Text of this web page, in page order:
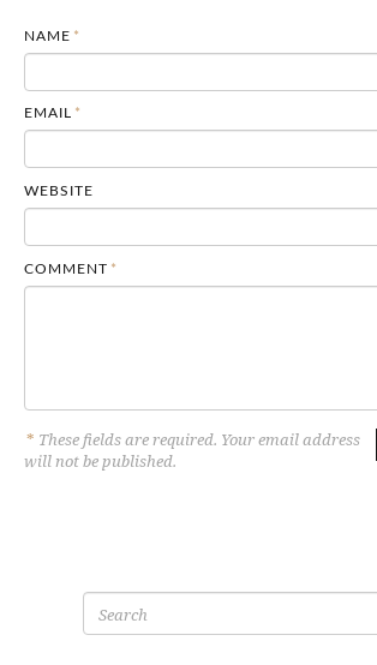
NAME *
EMAIL *
WEBSITE
COMMENT *
* These fields are required. Your email address
will not be published.
Search
for: